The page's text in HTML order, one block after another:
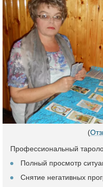
(
Профессиональный
Полный просмотр
Снятие негативных